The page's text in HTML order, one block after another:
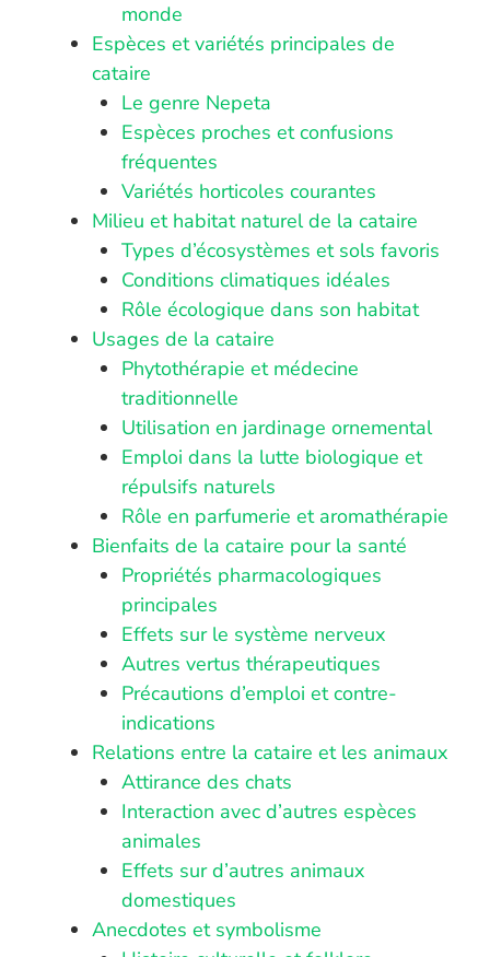
monde
Espèces et variétés principales de
cataire
Le genre Nepeta
Espèces proches et confusions
fréquentes
Variétés horticoles courantes
Milieu et habitat naturel de la cataire
Types d’écosystèmes et sols favoris
Conditions climatiques idéales
Rôle écologique dans son habitat
Usages de la cataire
Phytothérapie et médecine
traditionnelle
Utilisation en jardinage ornemental
Emploi dans la lutte biologique et
répulsifs naturels
Rôle en parfumerie et aromathérapie
Bienfaits de la cataire pour la santé
Propriétés pharmacologiques
principales
Effets sur le système nerveux
Autres vertus thérapeutiques
Précautions d’emploi et contre-
indications
Relations entre la cataire et les animaux
Attirance des chats
Interaction avec d’autres espèces
animales
Effets sur d’autres animaux
domestiques
Anecdotes et symbolisme